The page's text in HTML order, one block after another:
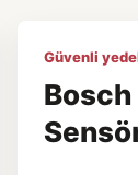
Güvenli